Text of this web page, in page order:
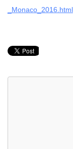
_Monaco_2016.html